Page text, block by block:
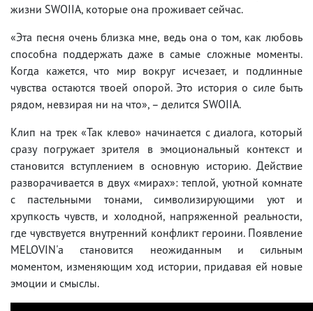
жизни SWOIIA, которые она проживает сейчас.
«Эта песня очень близка мне, ведь она о том, как любовь
способна поддержать даже в самые сложные моменты.
Когда кажется, что мир вокруг исчезает, и подлинные
чувства остаются твоей опорой. Это история о силе быть
рядом, невзирая ни на что», – делится SWOIIA.
Клип на трек «Так клево» начинается с диалога, который
сразу погружает зрителя в эмоциональный контекст и
становится вступлением в основную историю. Действие
разворачивается в двух «мирах»: теплой, уютной комнате
с пастельными тонами, символизирующими уют и
хрупкость чувств, и холодной, напряженной реальности,
где чувствуется внутренний конфликт героини. Появление
MELOVIN'а становится неожиданным и сильным
моментом, изменяющим ход истории, придавая ей новые
эмоции и смыслы.